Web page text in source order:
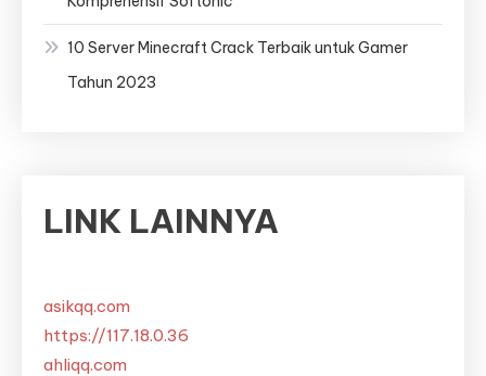
10 Server Minecraft Crack Terbaik untuk Gamer
Tahun 2023
LINK LAINNYA
asikqq.com
https://117.18.0.36
ahliqq.com